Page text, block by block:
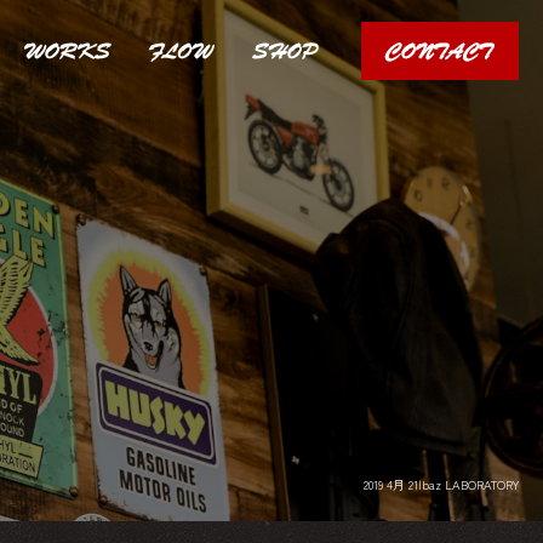
2019 4月 21|baz LABORATORY